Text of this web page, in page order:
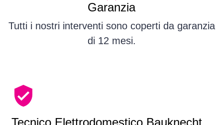
Garanzia
Tutti i nostri interventi sono coperti da garanzia
di 12 mesi.